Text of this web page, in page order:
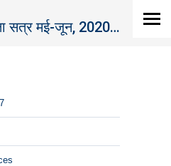
सत्र मई-जून, 2020…